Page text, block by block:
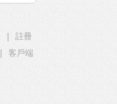
註冊
客戶端